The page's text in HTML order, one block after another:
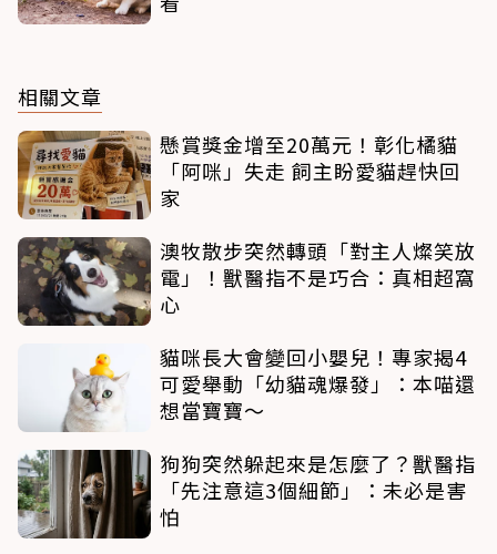
相關文章
懸賞獎金增至20萬元！彰化橘貓
「阿咪」失走 飼主盼愛貓趕快回
家
澳牧散步突然轉頭「對主人燦笑放
電」！獸醫指不是巧合：真相超窩
心
貓咪長大會變回小嬰兒！專家揭4
可愛舉動「幼貓魂爆發」：本喵還
想當寶寶～
狗狗突然躲起來是怎麼了？獸醫指
「先注意這3個細節」：未必是害
怕